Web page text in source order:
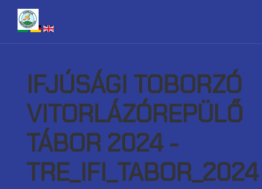
IFJÚSÁGI TOBORZÓ
VITORLÁZÓREPÜLŐ
TÁBOR 2024 -
TRE_IFI_TABOR_2024